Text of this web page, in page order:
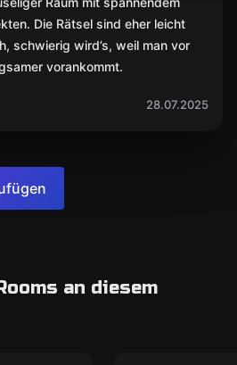
Die Rätsel sind eher leicht
schwierig wird’s, weil man vor
vorankommt.
28.07.2025
an diesem